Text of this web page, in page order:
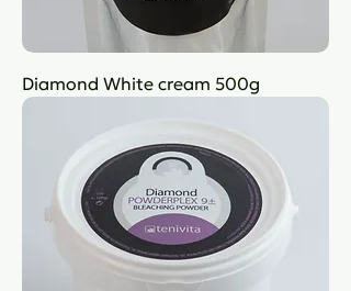
Diamond White cream 500g